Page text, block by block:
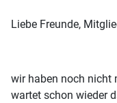
Liebe Freunde,
wir haben noch nicht
wartet schon wieder